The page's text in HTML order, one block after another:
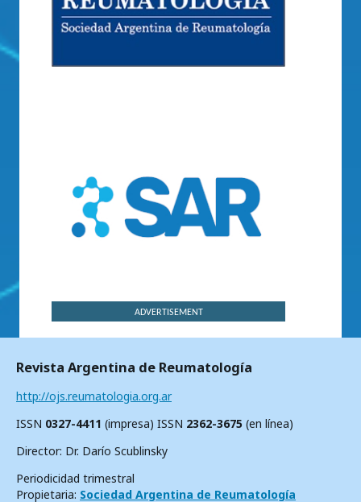
ADVERTISEMENT
Revista Argentina de Reumatología
http://ojs.reumatologia.org.ar
ISSN 0327-4411 (impresa) ISSN 2362-3675 (en línea)
Director: Dr. Darío Scublinsky
Periodicidad trimestral
Propietaria: Sociedad Argentina de Reumatología